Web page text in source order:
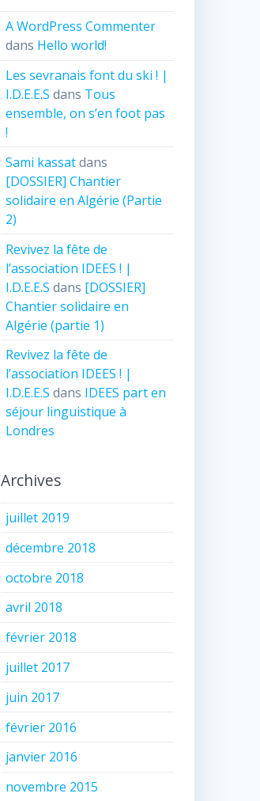
A WordPress Commenter
dans Hello world!
Les sevranais font du ski ! |
I.D.E.E.S dans Tous
ensemble, on s’en foot pas
!
Sami kassatdans
[DOSSIER] Chantier
solidaire en Algérie (Partie
2)
Revivez la fête de
l’association IDEES ! |
I.D.E.E.S dans [DOSSIER]
Chantier solidaire en
Algérie (partie 1)
Revivez la fête de
l’association IDEES ! |
I.D.E.E.S dans IDEES part en
séjour linguistique à
Londres
Archives
juillet 2019
décembre 2018
octobre 2018
avril 2018
février 2018
juillet 2017
juin 2017
février 2016
janvier 2016
novembre 2015